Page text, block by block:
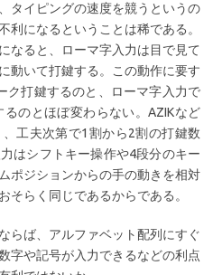
タイピングの速度を競うというの
利になるということは稀である。
なると、ローマ字入力は目で見て
動いて打鍵する。この動作に要す
ク打鍵するのと、ローマ字入力で
のとほぼ変わらない。AZIKなど
工夫次第で1割から2割の打鍵数
はシフトキー操作や4段分のキー
ポジションからの手の動きを相対
そらく同じであるからである。
らば、アルファベット配列にすぐ
字や記号が入力できるなどの利点